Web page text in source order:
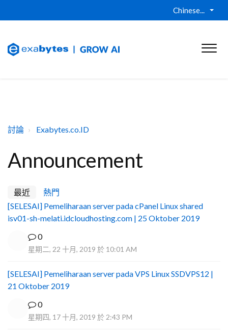
Chinese...
討論 Exabytes.co.ID
Announcement
最近
熱門
[SELESAI] Pemeliharaan server pada cPanel Linux shared
isv01-sh-melati.idcloudhosting.com | 25 Oktober 2019
0
星期二, 22 十月, 2019 於 10:01 AM
[SELESAI] Pemeliharaan server pada VPS Linux SSDVPS12 |
21 Oktober 2019
0
星期四, 17 十月, 2019 於 2:43 PM